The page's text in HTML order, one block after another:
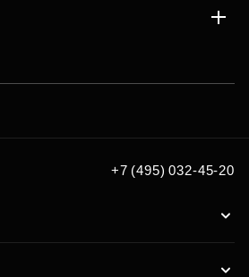
+7 (495) 032-45-20